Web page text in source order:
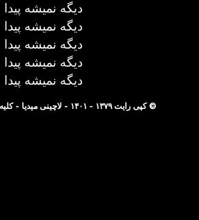
دیگه نمیشه پیدا
دیگه نمیشه پیدا
دیگه نمیشه پیدا
دیگه نمیشه پیدا
دیگه نمیشه پیدا
© کپی رایت ۱۳۷۹ - ۱۴۰۱ - لاچینی میدیا - کلیه حقوق محفوظ است